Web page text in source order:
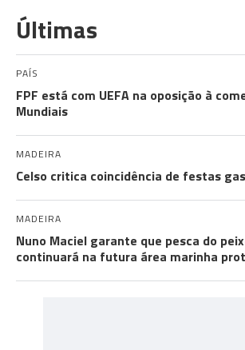
Últimas
PAÍS
FPF está com UEFA na oposição à
Mundiais
MADEIRA
Celso critica coincidência de festas
MADEIRA
Nuno Maciel garante que pesca do
continuará na futura área marinha